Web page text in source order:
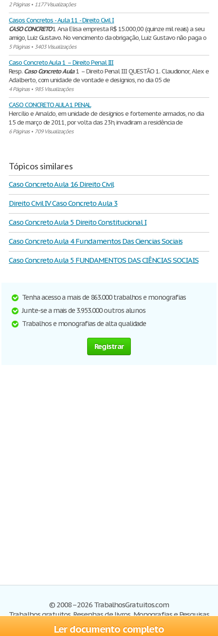
Ler documento completo
2 Páginas• 1177 Visualizações
Casos Concretos - Aula 11 - Direito Civil I
CASOCONCRETO1 Ana Elisa empresta R$ 15.000,00 (quinze mil reais) a seu
amigo, Luiz Gustavo. No vencimento da obrigação, Luiz Gustavo não paga o
5 Páginas• 3403 Visualizações
Caso Concreto Aula 1 – Direito Penal III
Resp. Caso ConcretoAula1 – Direito Penal III QUESTÃO 1. Claudionor, Alex e
Adalberto, com unidade de vontade e desígnios, no dia 05 de
4 Páginas• 985 Visualizações
CASO CONCRETO AULA 1 PENAL
Hercílio e Arnaldo, em unidade de desígnios e fortemente armados, no dia
15 de março de 2011, por volta das 23h, invadiram a residência de
6 Páginas• 709 Visualizações
Tópicos similares
Caso Concreto Aula 16 Direito Civil
Direito Civil IV Caso Concreto Aula 3
Caso Concreto Aula 5 Direito Constitucional I
Caso Concreto Aula 4 Fundamentos Das Ciencias Sociais
Caso Concreto Aula 5 FUNDAMENTOS DAS CIÊNCIAS SOCIAIS
Tenha acesso a mais de 863.000 trabalhos e monografias
Junte-se a mais de 3.953.000 outros alunos
Trabalhos e monografias de alta qualidade
Registrar
© 2008–2026 TrabalhosGratuitos.com
Trabalhos gratuitos, Resenhas de livros, Monografias e Pesquisas